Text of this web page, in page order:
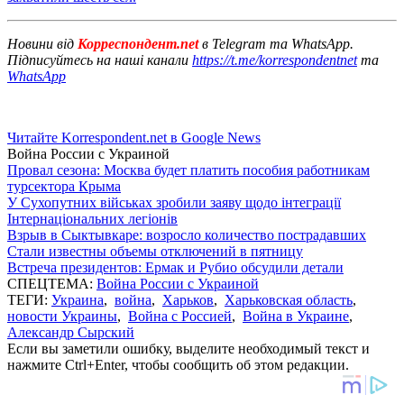
Новини від Корреспондент.netв Telegram та WhatsApp.
Підписуйтесь на наші канали https://t.me/korrespondentnetта
WhatsApp
Читайте Korrespondent.net в Google News
Война России с Украиной
Провал сезона: Москва будет платить пособия работникам
турсектора Крыма
У Сухопутних військах зробили заяву щодо інтеграції
Інтернаціональних легіонів
Взрыв в Сыктывкаре: возросло количество пострадавших
Стали известны объемы отключений в пятницу
Встреча президентов: Ермак и Рубио обсудили детали
СПЕЦТЕМА: Война России с Украиной
ТЕГИ: Украина, война, Харьков, Харьковская область,
новости Украины, Война с Россией, Война в Украине,
Александр Сырский
Если вы заметили ошибку, выделите необходимый текст и
нажмите Ctrl+Enter, чтобы сообщить об этом редакции.